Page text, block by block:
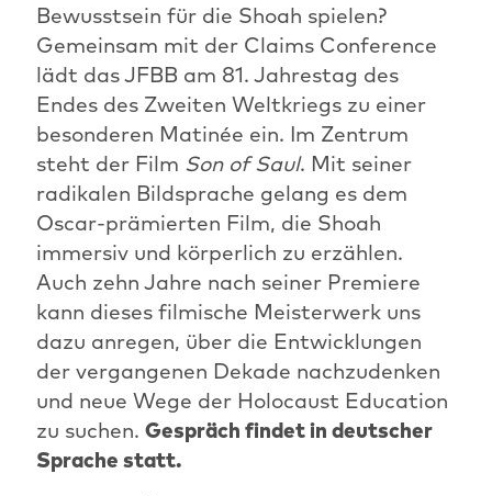
Bewusstsein für die Shoah spielen?
Gemeinsam mit der Claims Conference
lädt das JFBB am 81. Jahrestag des
Endes des Zweiten Weltkriegs zu einer
besonderen Matinée ein. Im Zentrum
steht der Film Son of Saul. Mit seiner
radikalen Bildsprache gelang es dem
Oscar-prämierten Film, die Shoah
immersiv und körperlich zu erzählen.
Auch zehn Jahre nach seiner Premiere
kann dieses filmische Meisterwerk uns
dazu anregen, über die Entwicklungen
der vergangenen Dekade nachzudenken
und neue Wege der Holocaust Education
zu suchen. Gespräch findet in deutscher
Sprache statt.